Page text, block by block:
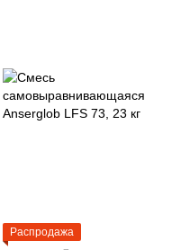
Распродажа